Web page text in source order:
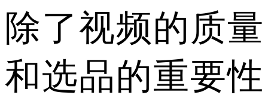
除了视频的质量
和选品的重要性